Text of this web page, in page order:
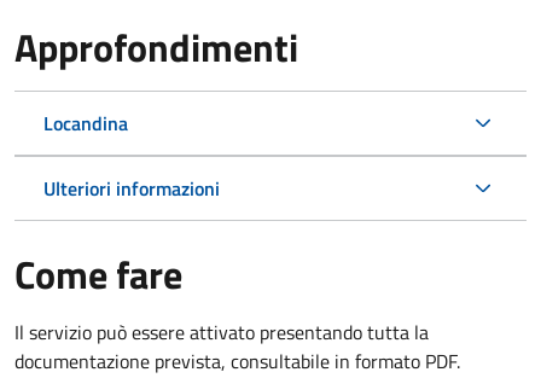
Approfondimenti
Locandina
Ulteriori informazioni
Come fare
Il servizio può essere attivato presentando tutta la
documentazione prevista, consultabile in formato PDF.